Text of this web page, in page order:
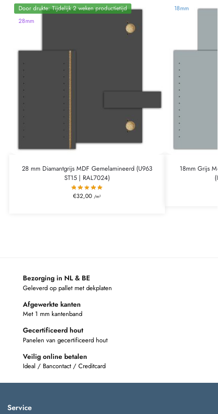
Door drukte: Tijdelijk 2 weken productietijd
28mm
28 mm Diamantgrijs MDF Gemelamineerd (U963
ST15 | RAL7024)
€32,00 /m²
18mm
18mm Grijs
Bezorging in NL & BE
Geleverd op pallet met dekplaten
Afgewerkte kanten
Met 1 mm kantenband
Gecertificeerd hout
Panelen van gecertificeerd hout
Veilig online betalen
Ideal / Bancontact / Creditcard
Service